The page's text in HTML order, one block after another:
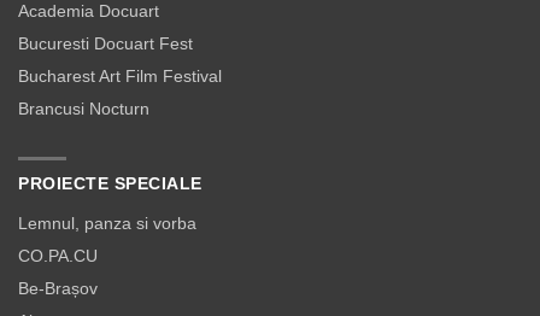
Academia Docuart
Bucuresti Docuart Fest
Bucharest Art Film Festival
Brancusi Nocturn
PROIECTE SPECIALE
Lemnul, panza si vorba
CO.PA.CU
Be-Brașov